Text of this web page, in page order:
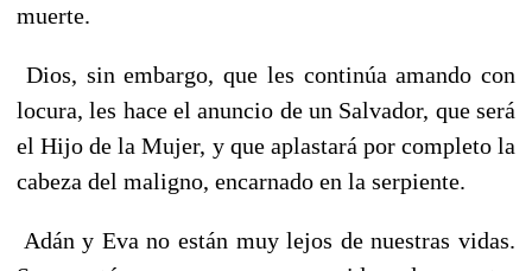
muerte.
Dios, sin embargo, que les continúa amando con
locura, les hace el anuncio de un Salvador, que será
el Hijo de la Mujer, y que aplastará por completo la
cabeza del maligno, encarnado en la serpiente.
Adán y Eva no están muy lejos de nuestras vidas.